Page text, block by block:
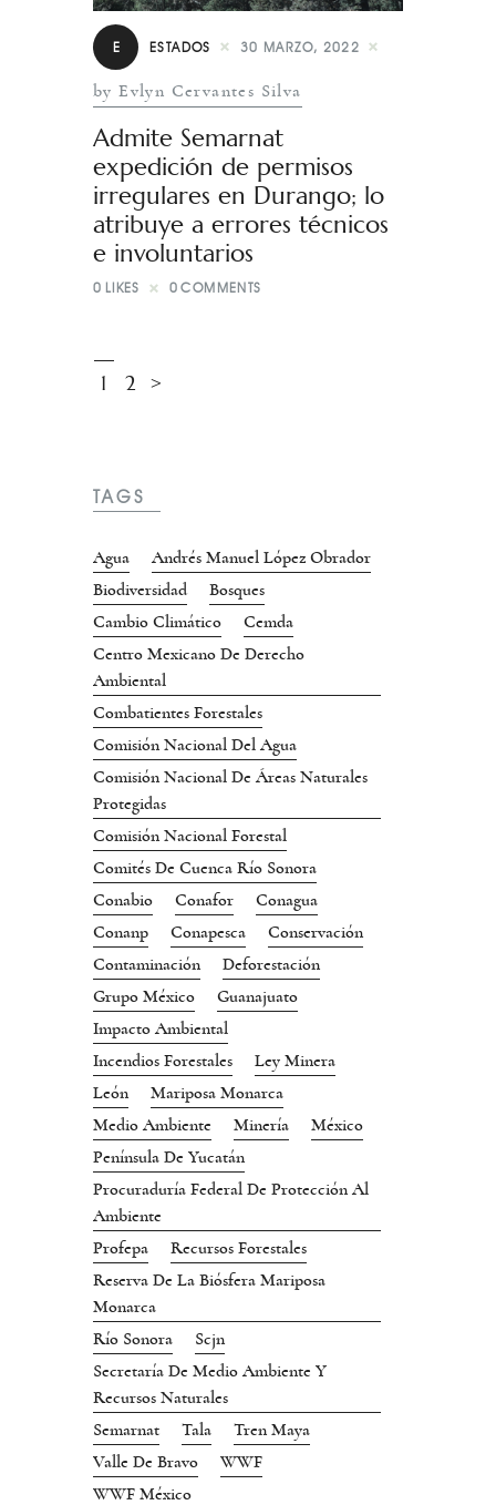
E ESTADOS 30 MARZO, 2022
by Evlyn Cervantes Silva
Admite Semarnat
expedición de permisos
irregulares en Durango; lo
atribuye a errores técnicos
e involuntarios
0 LIKES 0 COMMENTS
1 2 >
TAGS
Agua
Andrés Manuel López Obrador
Biodiversidad
Bosques
Cambio Climático
Cemda
Centro Mexicano De Derecho
Ambiental
Combatientes Forestales
Comisión Nacional Del Agua
Comisión Nacional De Áreas Naturales
Protegidas
Comisión Nacional Forestal
Comités De Cuenca Río Sonora
Conabio
Conafor
Conagua
Conanp
Conapesca
Conservación
Contaminación
Deforestación
Grupo México
Guanajuato
Impacto Ambiental
Incendios Forestales
Ley Minera
León
Mariposa Monarca
Medio Ambiente
Minería
México
Península De Yucatán
Procuraduría Federal De Protección Al
Ambiente
Profepa
Recursos Forestales
Reserva De La Biósfera Mariposa
Monarca
Río Sonora
Scjn
Secretaría De Medio Ambiente Y
Recursos Naturales
Semarnat
Tala
Tren Maya
Valle De Bravo
WWF
WWF México